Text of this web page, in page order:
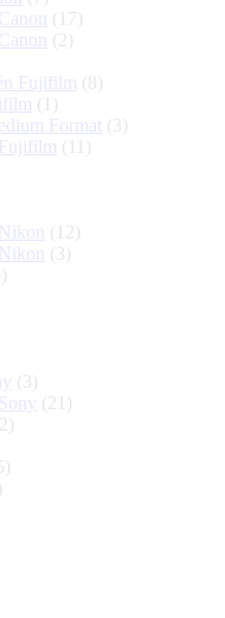
(17)
(2)
Fujifilm (8)
(1)
Format (3)
(11)
(12)
(3)
(3)
(21)